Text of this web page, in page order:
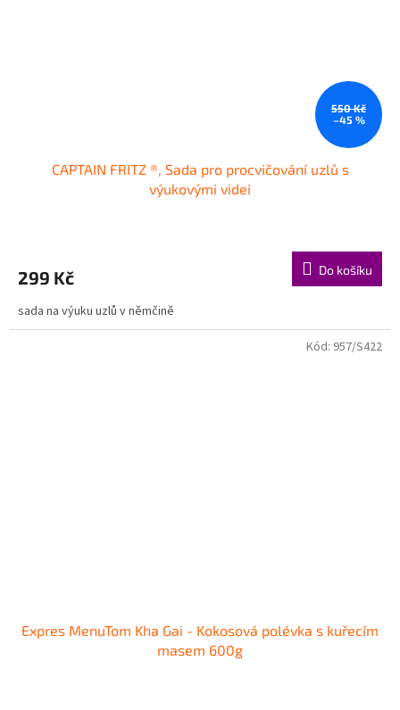
550 Kč
–45 %
CAPTAIN FRITZ ®, Sada pro procvičování uzlů s
výukovými videi
299 Kč Do košíku
sada na výuku uzlů v němčině
Expres MenuTom Kha Gai - Kokosová polévka s kuřecím
masem 600g
Kód: 957/S422